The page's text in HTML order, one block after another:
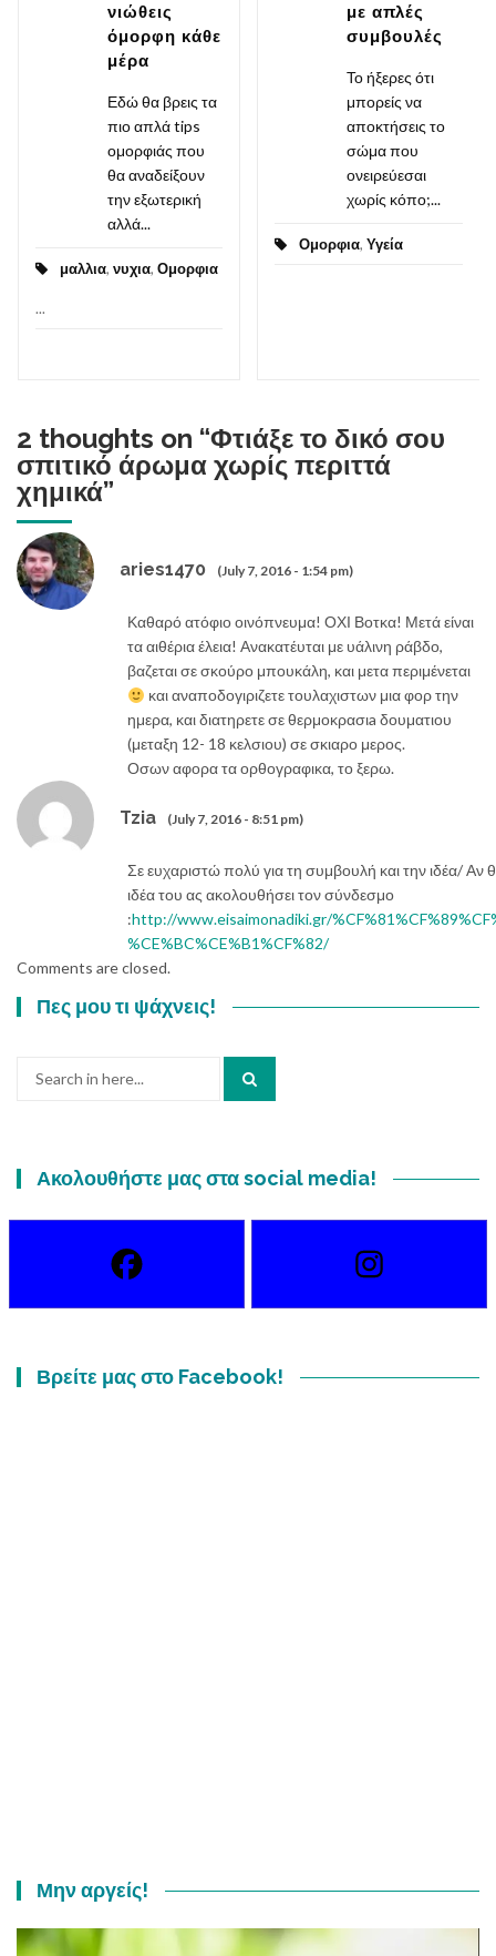
νιώθεις
όμορφη κάθε
μέρα
Εδώ θα βρεις τα
πιο απλά tips
ομορφιάς που
θα αναδείξουν
την εξωτερική
αλλά...
μαλλια, νυχια, Ομορφια
...
με απλές
συμβουλές
Το ήξερες ότι
μπορείς να
αποκτήσεις το
σώμα που
ονειρεύεσαι
χωρίς κόπο;...
Ομορφια,Υγεία
2 thoughts on “Φτιάξε το δικό σου
σπιτικό άρωμα χωρίς περιττά
χημικά”
aries1470 (July 7, 2016 - 1:54 pm)
Καθαρό ατόφιο οινόπνευμα! ΟΧΙ Βοτκα! Μετά είναι
τα αιθέρια έλεια! Ανακατέυται με υάλινη ράβδο,
βαζεται σε σκούρο μπουκάλη, και μετα περιμένεται
και αναποδογιριζετε τουλαχιστων μια φορ την
ημερα, και διατηρετε σε θερμοκρασιa δουματιου
(μεταξη 12- 18 κελσιου) σε σκιαρο μερος.
Οσων αφορα τα ορθογραφικα, το ξερω.
Tzia (July 7, 2016 - 8:51 pm)
Σε ευχαριστώ πολύ για τη συμβουλή και την ιδέα/ Αν
ιδέα του ας ακολουθήσει τον σύνδεσμο
:http://www.eisaimonadiki.gr/
%CE%BC%CE%B1%CF%82/
Comments are closed.
Πες μου τι ψάχνεις!
Ακολουθήστε μας στα social media!
Βρείτε μας στο Facebook!
Μην αργείς!